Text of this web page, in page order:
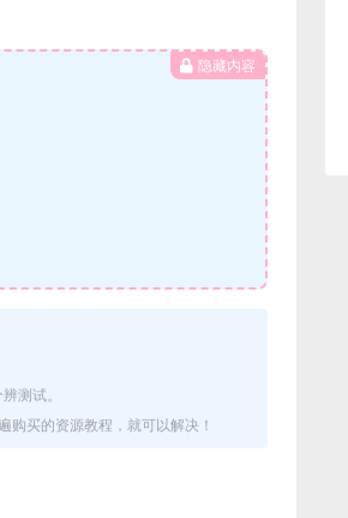
隐藏内容
测试。
买的资源教程，就可以解决！